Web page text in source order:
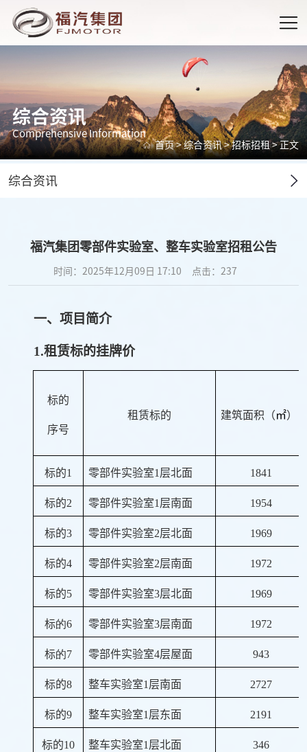
综合资讯
Comprehensive Information
首页>综合资讯>招标招租> 正文
综合资讯
福汽集团零部件实验室、整车实验室招租公告
时间：2025年12月09日 17:10 点击： 237
一、项目简介
1.租赁标的挂牌价
标的
序号
租赁标的 建筑面积（㎡）
标的1 零部件实验室1层北面 1841
标的2 零部件实验室1层南面 1954
标的3 零部件实验室2层北面 1969
标的4 零部件实验室2层南面 1972
标的5 零部件实验室3层北面 1969
标的6 零部件实验室3层南面 1972
标的7 零部件实验室4层屋面 943
标的8 整车实验室1层南面 2727
标的9 整车实验室1层东面 2191
标的10 整车实验室1层北面 346